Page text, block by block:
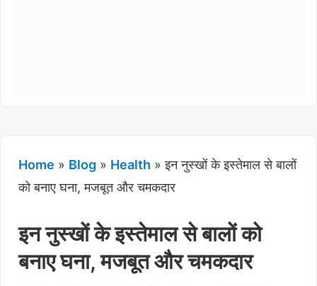
Home » Blog » Health »इन नुस्खों के इस्तेमाल से बालों
को बनाए घना, मजबूत और चमकदार
इन नुस्खों के इस्तेमाल से बालों को
बनाए घना, मजबूत और चमकदार